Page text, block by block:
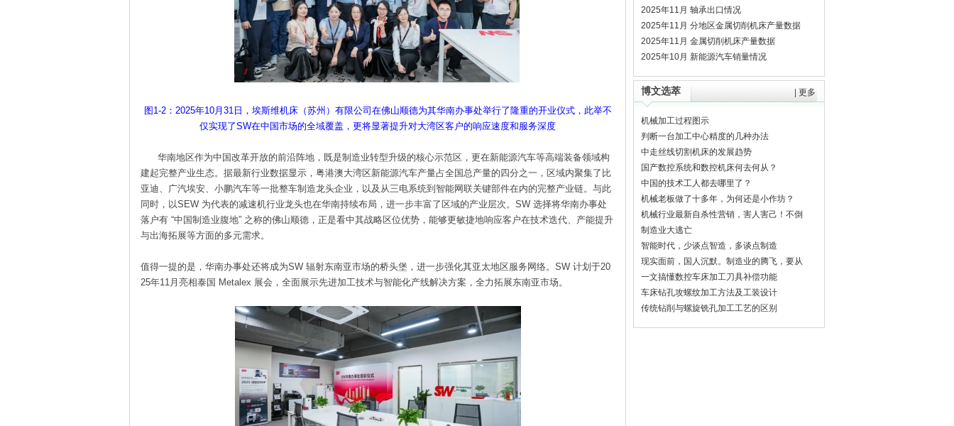
图1-2：2025年10月31日，埃斯维机床（苏州）有限公司在佛山顺德为其华南办事处举行了隆重的开业仪式，此举不
仅实现了SW在中国市场的全域覆盖，更将显著提升对大湾区客户的响应速度和服务深度
华南地区作为中国改革开放的前沿阵地，既是制造业转型升级的核心示范区，更在新能源汽车等高端装备领域构
建起完整产业生态。据最新行业数据显示，粤港澳大湾区新能源汽车产量占全国总产量的四分之一，区域内聚集了比
亚迪、广汽埃安、小鹏汽车等一批整车制造龙头企业，以及从三电系统到智能网联关键部件在内的完整产业链。与此
同时，以SEW 为代表的减速机行业龙头也在华南持续布局，进一步丰富了区域的产业层次。SW 选择将华南办事处
落户有 “中国制造业腹地” 之称的佛山顺德，正是看中其战略区位优势，能够更敏捷地响应客户在技术迭代、产能提升
与出海拓展等方面的多元需求。
值得一提的是，华南办事处还将成为SW 辐射东南亚市场的桥头堡，进一步强化其亚太地区服务网络。SW 计划于20
25年11月亮相泰国 Metalex 展会，全面展示先进加工技术与智能化产线解决方案，全力拓展东南亚市场。
2025年11月 轴承出口情况
2025年11月 分地区金属切削机床产量数据
2025年11月 金属切削机床产量数据
2025年10月 新能源汽车销量情况
博文选萃 更多
机械加工过程图示
判断一台加工中心精度的几种办法
中走丝线切割机床的发展趋势
国产数控系统和数控机床何去何从？
中国的技术工人都去哪里了？
机械老板做了十多年，为何还是小作坊？
机械行业最新自杀性营销，害人害己！不倒
闭才
制造业大逃亡
智能时代，少谈点智造，多谈点制造
现实面前，国人沉默。制造业的腾飞，要从
机床
一文搞懂数控车床加工刀具补偿功能
车床钻孔攻螺纹加工方法及工装设计
传统钻削与螺旋铣孔加工工艺的区别